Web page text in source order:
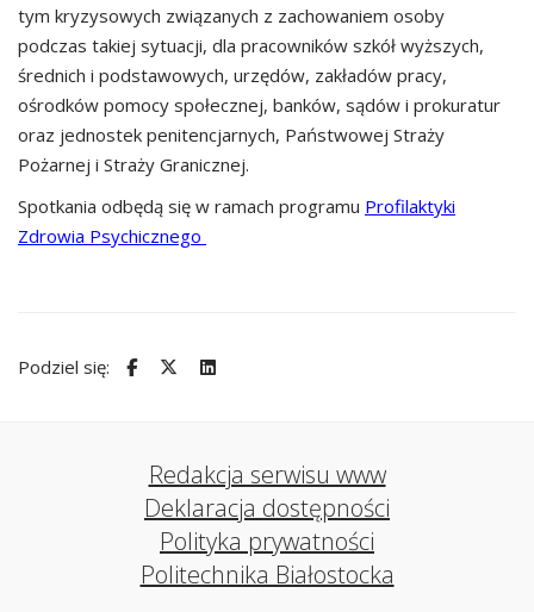
tym kryzysowych związanych z zachowaniem osoby
podczas takiej sytuacji, dla pracowników szkół wyższych,
średnich i podstawowych, urzędów, zakładów pracy,
ośrodków pomocy społecznej, banków, sądów i prokuratur
oraz jednostek penitencjarnych, Państwowej Straży
Pożarnej i Straży Granicznej.
Spotkania odbędą się w ramach programu Profilaktyki
Zdrowia Psychicznego
Podziel się:
Redakcja serwisu www
Deklaracja dostępności
Polityka prywatności
Politechnika Białostocka